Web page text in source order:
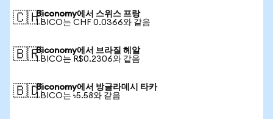
🇨🇭Biconomy에서 스위스 프랑
1 BICO는 CHF 0.0366와 같음
🇧🇷Biconomy에서 브라질 헤알
1 BICO는 R$0.2306와 같음
🇧🇩Biconomy에서 방글라데시 타카
1 BICO는 ৳5.58와 같음